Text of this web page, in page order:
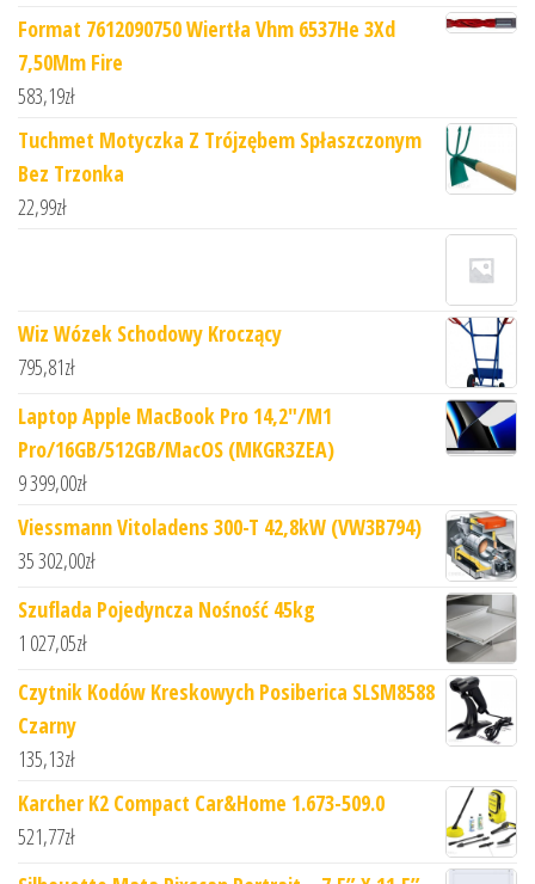
Format 7612090750 Wiertła Vhm 6537He 3Xd
7,50Mm Fire
583,19zł
Tuchmet Motyczka Z Trójzębem Spłaszczonym
Bez Trzonka
22,99zł
Wiz Wózek Schodowy Kroczący
795,81zł
Laptop Apple MacBook Pro 14,2"/M1
Pro/16GB/512GB/MacOS (MKGR3ZEA)
9 399,00zł
Viessmann Vitoladens 300-T 42,8kW (VW3B794)
35 302,00zł
Szuflada Pojedyncza Nośność 45kg
1 027,05zł
Czytnik Kodów Kreskowych Posiberica SLSM8588
Czarny
135,13zł
Karcher K2 Compact Car&Home 1.673-509.0
521,77zł